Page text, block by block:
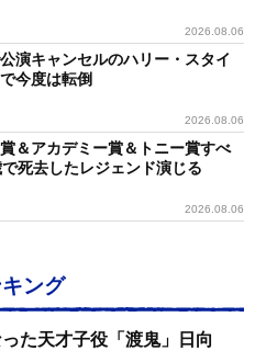
2026.08.06
演キャンセルのハリー・スタイ
今度は転倒
2026.08.06
＆アカデミー賞＆トニー賞すべ
死去したレジェンド演じる
2026.08.06
ング
た天才子役「渡鬼」日向